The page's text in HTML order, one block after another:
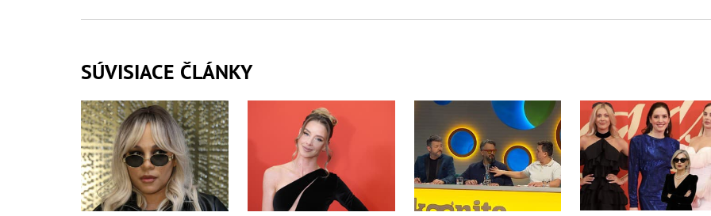
SÚVISIACE ČLÁNKY